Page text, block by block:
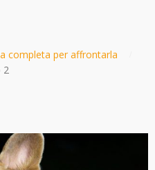
completa per affrontarla
2